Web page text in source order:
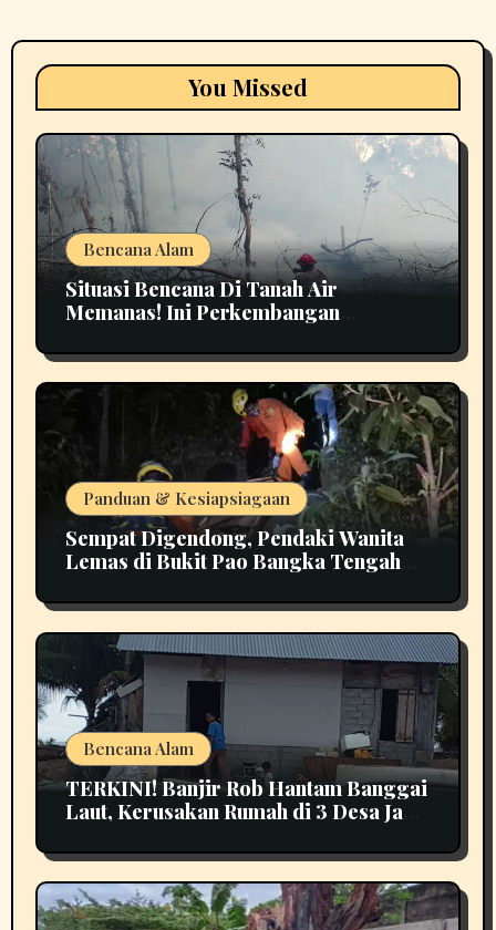
You Missed
Bencana Alam
Situasi Bencana Di Tanah Air
Memanas! Ini Perkembangan
Panduan & Kesiapsiagaan
Sempat Digendong, Pendaki Wanita
Lemas di Bukit Pao Bangka Tengah
Bencana Alam
TERKINI! Banjir Rob Hantam Banggai
Laut, Kerusakan Rumah di 3 Desa Jadi